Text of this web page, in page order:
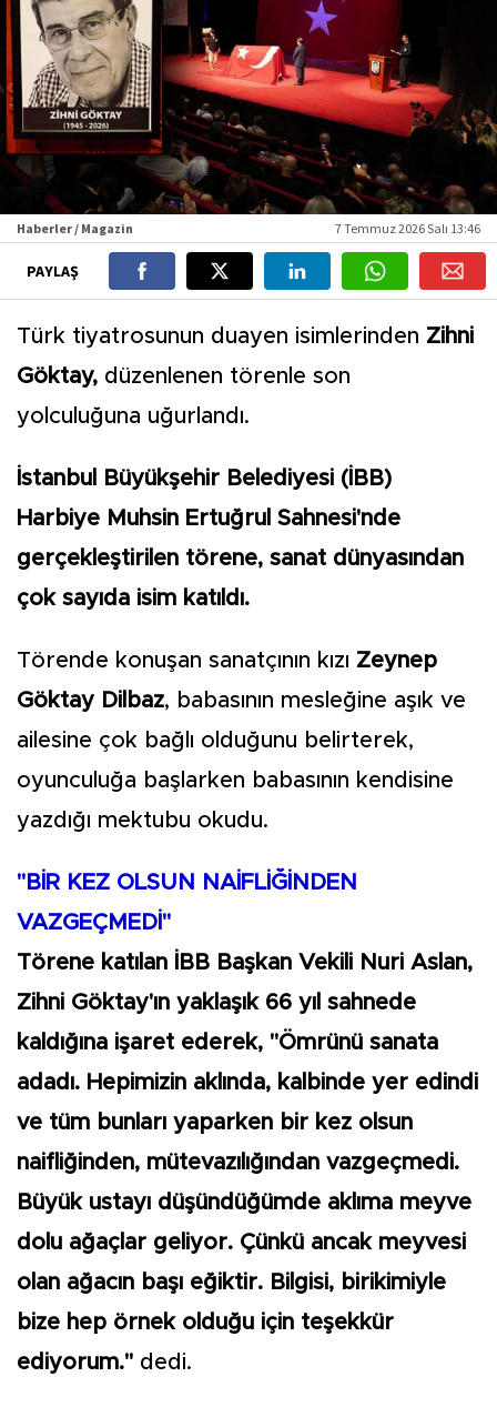
Haberler / Magazin 7 Temmuz 2026 Salı 13:46
PAYLAŞ
Türk tiyatrosunun duayen isimlerinden Zihni
Göktay, düzenlenen törenle son
yolculuğuna uğurlandı.
İstanbul Büyükşehir Belediyesi (İBB)
Harbiye Muhsin Ertuğrul Sahnesi'nde
gerçekleştirilen törene, sanat dünyasından
çok sayıda isim katıldı.
Törende konuşan sanatçının kızı Zeynep
Göktay Dilbaz, babasının mesleğine aşık ve
ailesine çok bağlı olduğunu belirterek,
oyunculuğa başlarken babasının kendisine
yazdığı mektubu okudu.
"BİR KEZ OLSUN NAİFLİĞİNDEN
VAZGEÇMEDİ"
Törene katılan İBB Başkan Vekili Nuri Aslan,
Zihni Göktay'ın yaklaşık 66 yıl sahnede
kaldığına işaret ederek, "Ömrünü sanata
adadı. Hepimizin aklında, kalbinde yer edindi
ve tüm bunları yaparken bir kez olsun
naifliğinden, mütevazılığından vazgeçmedi.
Büyük ustayı düşündüğümde aklıma meyve
dolu ağaçlar geliyor. Çünkü ancak meyvesi
olan ağacın başı eğiktir. Bilgisi, birikimiyle
bize hep örnek olduğu için teşekkür
ediyorum." dedi.